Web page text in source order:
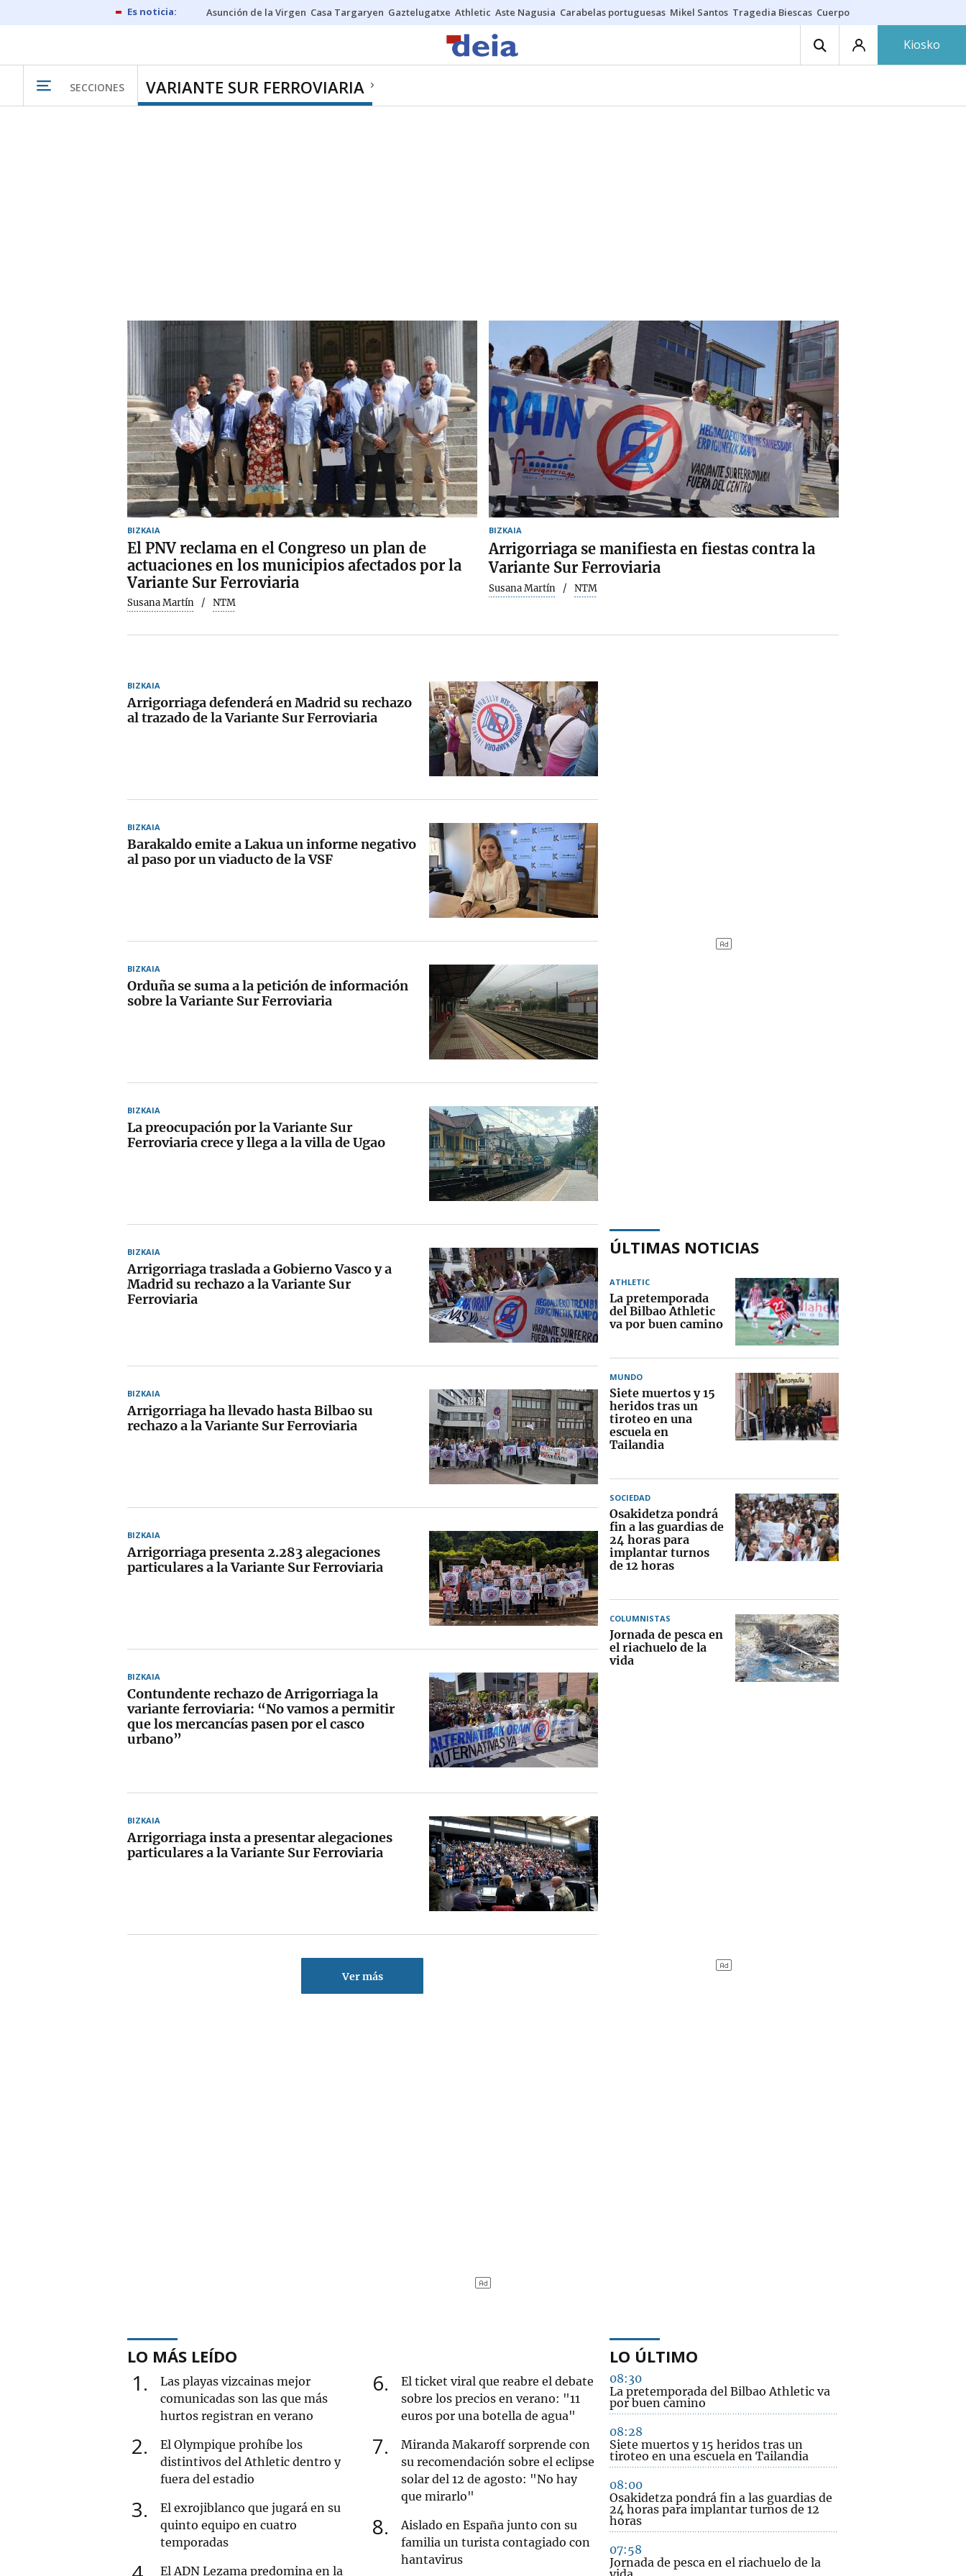
Asunción de la Virgen Casa Targaryen Gaztelugatxe Athletic Aste Nagusia Carabelas portuguesas Mikel Santos Tragedia Biescas Cuerpo ría
Kiosko
SECCIONES VARIANTE SUR FERROVIARIA
BIZKAIA
El PNV reclama en el Congreso un plan de
actuaciones en los municipios afectados por la
Variante Sur Ferroviaria
Susana Martín NTM
BIZKAIA
Arrigorriaga se manifiesta en fiestas contra la
Variante Sur Ferroviaria
Susana Martín NTM
BIZKAIA
Arrigorriaga defenderá en Madrid su rechazo
al trazado de la Variante Sur Ferroviaria
BIZKAIA
Barakaldo emite a Lakua un informe negativo
al paso por un viaducto de la VSF
BIZKAIA
Orduña se suma a la petición de información
sobre la Variante Sur Ferroviaria
BIZKAIA
La preocupación por la Variante Sur
Ferroviaria crece y llega a la villa de Ugao
BIZKAIA
Arrigorriaga traslada a Gobierno Vasco y a
Madrid su rechazo a la Variante Sur
Ferroviaria
BIZKAIA
Arrigorriaga ha llevado hasta Bilbao su
rechazo a la Variante Sur Ferroviaria
BIZKAIA
Arrigorriaga presenta 2.283 alegaciones
particulares a la Variante Sur Ferroviaria
BIZKAIA
Contundente rechazo de Arrigorriaga la
variante ferroviaria: “No vamos a permitir
que los mercancías pasen por el casco
urbano”
BIZKAIA
Arrigorriaga insta a presentar alegaciones
particulares a la Variante Sur Ferroviaria
Ver más
ÚLTIMAS NOTICIAS
ATHLETIC
La pretemporada
del Bilbao Athletic
va por buen camino
MUNDO
Siete muertos y 15
heridos tras un
tiroteo en una
escuela en
Tailandia
SOCIEDAD
Osakidetza pondrá
fin a las guardias de
24 horas para
implantar turnos
de 12 horas
COLUMNISTAS
Jornada de pesca en
el riachuelo de la
vida
LO MÁS LEÍDO
1
Las playas vizcainas mejor
comunicadas son las que más
hurtos registran en verano
2
El Olympique prohíbe los
distintivos del Athletic dentro y
fuera del estadio
3
El exrojiblanco que jugará en su
quinto equipo en cuatro
temporadas
El ADN Lezama predomina en la
6
El ticket viral que reabre el debate
sobre los precios en verano: "11
euros por una botella de agua"
7
Miranda Makaroff sorprende con
su recomendación sobre el eclipse
solar del 12 de agosto: "No hay
que mirarlo"
8
Aislado en España junto con su
familia un turista contagiado con
hantavirus
LO ÚLTIMO
08:30
La pretemporada del Bilbao Athletic va
por buen camino
08:28
Siete muertos y 15 heridos tras un
tiroteo en una escuela en Tailandia
08:00
Osakidetza pondrá fin a las guardias de
24 horas para implantar turnos de 12
horas
07:58
Jornada de pesca en el riachuelo de la